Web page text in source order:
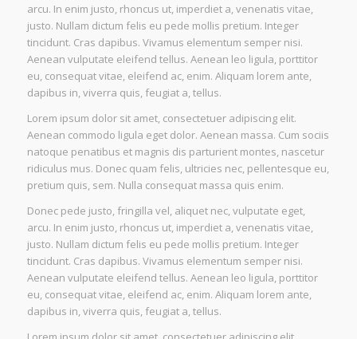
arcu. In enim justo, rhoncus ut, imperdiet a, venenatis vitae,
justo. Nullam dictum felis eu pede mollis pretium. Integer
tincidunt. Cras dapibus. Vivamus elementum semper nisi.
Aenean vulputate eleifend tellus. Aenean leo ligula, porttitor
eu, consequat vitae, eleifend ac, enim. Aliquam lorem ante,
dapibus in, viverra quis, feugiat a, tellus.
Lorem ipsum dolor sit amet, consectetuer adipiscing elit.
Aenean commodo ligula eget dolor. Aenean massa. Cum sociis
natoque penatibus et magnis dis parturient montes, nascetur
ridiculus mus. Donec quam felis, ultricies nec, pellentesque eu,
pretium quis, sem. Nulla consequat massa quis enim.
Donec pede justo, fringilla vel, aliquet nec, vulputate eget,
arcu. In enim justo, rhoncus ut, imperdiet a, venenatis vitae,
justo. Nullam dictum felis eu pede mollis pretium. Integer
tincidunt. Cras dapibus. Vivamus elementum semper nisi.
Aenean vulputate eleifend tellus. Aenean leo ligula, porttitor
eu, consequat vitae, eleifend ac, enim. Aliquam lorem ante,
dapibus in, viverra quis, feugiat a, tellus.